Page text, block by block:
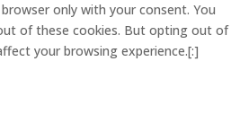
only with your consent. You
of these cookies. But opting out of
your browsing experience.[:]